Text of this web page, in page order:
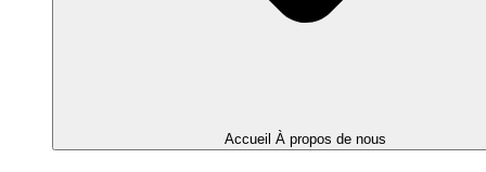
Accueil À propos de nous